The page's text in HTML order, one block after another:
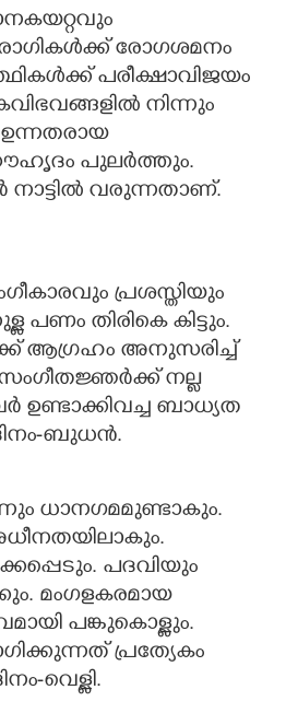
രോഗശമനം
പരീക്ഷാവിജയം
നിന്നും
പുലർത്തും.
വരുന്നതാണ്.
പ്രശസ്തിയും
പണം തിരികെ കിട്ടും.
ആഗ്രഹം അനുസരിച്ച്
സംഗീതജ്ഞർക്ക് നല്ല
ഉണ്ടാക്കിവച്ച ബാധ്യത
ബുധൻ.
ധാനഗമമുണ്ടാകും.
പദവിയും
മംഗളകരമായ
പങ്കുകൊള്ളും.
പ്രത്യേകം
വെള്ളി.
this link
Copy Link